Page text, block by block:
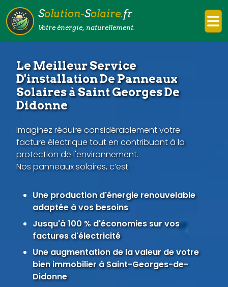
Solution-Solaire.fr
Votre énergie, naturellement.
Le Meilleur Service
D'installation De Panneaux
Solaires à Saint Georges De
Didonne
Imaginez réduire considérablement votre
facture électrique tout en contribuant à la
protection de l'environnement.
Nos panneaux solaires, c’est :
Une production d'énergie renouvelable
adaptée à vos besoins
Jusqu'à 100 % d'économies sur vos
factures d'électricité
Une augmentation de la valeur de votre
bien immobilier à Saint-Georges-de-
Didonne